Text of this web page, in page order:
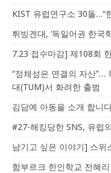
KIST 유럽연구소 30돌…“
튀빙겐대, ‘독일어권 한국
7.23 접수마감] 제108회
“정체성은 연결의 자산”…
대(TUM)서 화려한 출범
김담예 아동을 소개 합니
#27-해킹당한 SNS, 유럽
남기고 싶은 이야기] 스위
함부르크 한인학교 전혜